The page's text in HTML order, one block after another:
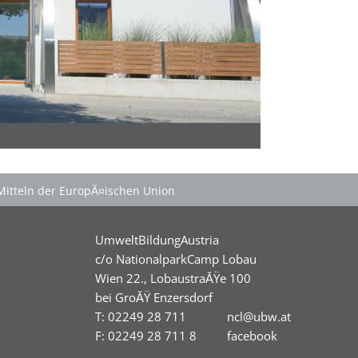
der EuropĂ¤ischen Union
UmweltBildungAustria
c/o NationalparkCamp Lobau
Wien 22., LobaustraĂŸe 100
bei GroĂŸ Enzersdorf
T: 02249 28 711
ncl@ubw.at
F: 02249 28 711 8
facebook